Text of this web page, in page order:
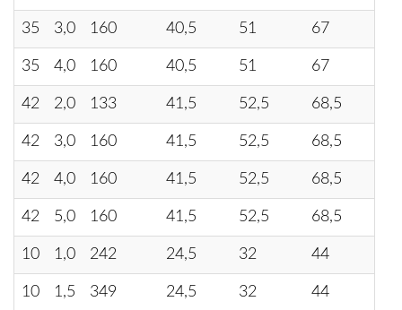
35 3,0 160 40,5 51 67
35 4,0 160 40,5 51 67
42 2,0 133 41,5 52,5 68,5
42 3,0 160 41,5 52,5 68,5
42 4,0 160 41,5 52,5 68,5
42 5,0 160 41,5 52,5 68,5
10 1,0 242 24,5 32 44
10 1,5 349 24,5 32 44